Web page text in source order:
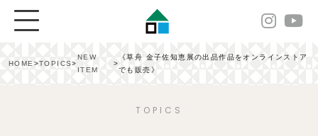
HOME>TOPICS>
NEW
ITEM
>
《草舟 金子佐知恵展の出品作品をオンラインストア
でも販売》
TOPICS